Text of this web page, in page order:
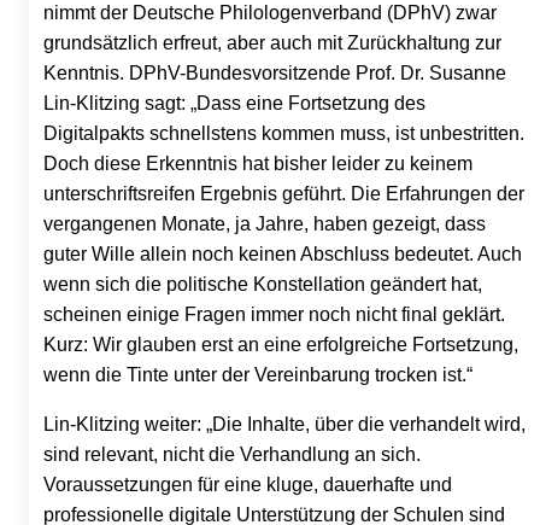
nimmt der Deutsche Philologenverband (DPhV) zwar
grundsätzlich erfreut, aber auch mit Zurückhaltung zur
Kenntnis. DPhV-Bundesvorsitzende Prof. Dr. Susanne
Lin-Klitzing sagt: „Dass eine Fortsetzung des
Digitalpakts schnellstens kommen muss, ist unbestritten.
Doch diese Erkenntnis hat bisher leider zu keinem
unterschriftsreifen Ergebnis geführt. Die Erfahrungen der
vergangenen Monate, ja Jahre, haben gezeigt, dass
guter Wille allein noch keinen Abschluss bedeutet. Auch
wenn sich die politische Konstellation geändert hat,
scheinen einige Fragen immer noch nicht final geklärt.
Kurz: Wir glauben erst an eine erfolgreiche Fortsetzung,
wenn die Tinte unter der Vereinbarung trocken ist.“
Lin-Klitzing weiter: „Die Inhalte, über die verhandelt wird,
sind relevant, nicht die Verhandlung an sich.
Voraussetzungen für eine kluge, dauerhafte und
professionelle digitale Unterstützung der Schulen sind